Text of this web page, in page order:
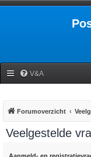
V&A
Forumoverzicht
Veelgestelde